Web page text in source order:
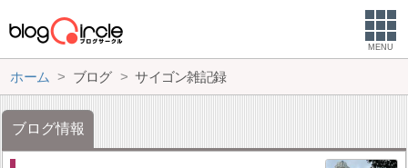
MENU
ホーム ブログ サイゴン雑記録
ブログ情報